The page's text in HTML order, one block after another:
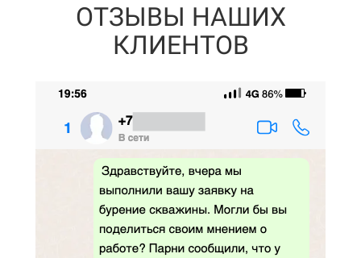
ОТЗЫВЫ НАШИХ
КЛИЕНТОВ